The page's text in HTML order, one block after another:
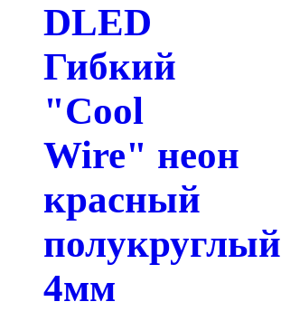
DLED
Гибкий
"Cool
Wire" неон
красный
полукруглый
4мм